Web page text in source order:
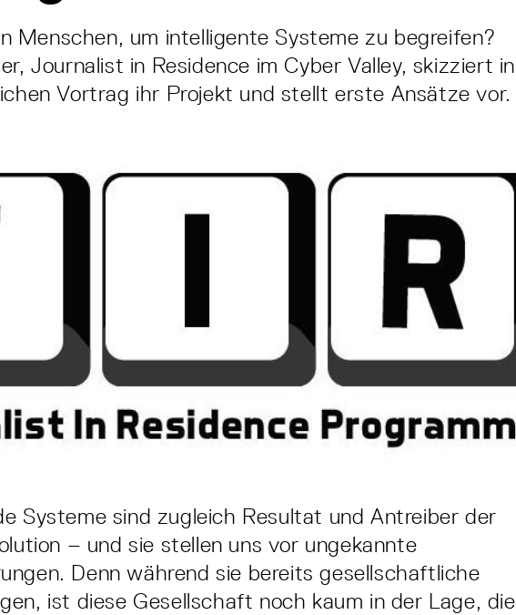
Menschen, um intelligente Systeme zu begreifen?
Journalist in Residence im Cyber Valley, skizziert in
Vortrag ihr Projekt und stellt erste Ansätze vor.
Systeme sind zugleich Resultat und Antreiber der
– und sie stellen uns vor ungekannte
Denn während sie bereits gesellschaftliche
ist diese Gesellschaft noch kaum in der Lage, die